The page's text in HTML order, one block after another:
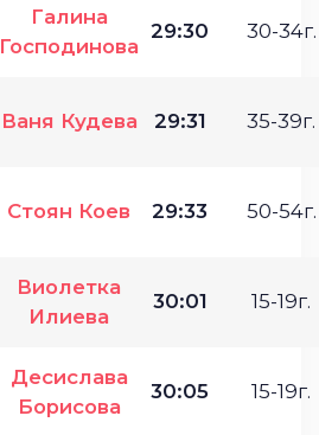
Галина
Господинова
29:30 30-34г.
Ваня Кудева 29:31 35-39г.
Стоян Коев 29:33 50-54г.
Виолетка
Илиева
30:01 15-19г.
Десислава
Борисова
30:05 15-19г.